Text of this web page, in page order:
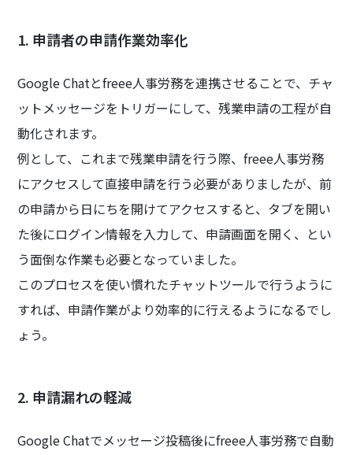
1. 申請者の申請作業効率化
Google Chatとfreee人事労務を連携させることで、チャ
ットメッセージをトリガーにして、残業申請の工程が自
動化されます。
例として、これまで残業申請を行う際、freee人事労務
にアクセスして直接申請を行う必要がありましたが、前
の申請から日にちを開けてアクセスすると、タブを開い
た後にログイン情報を入力して、申請画面を開く、とい
う面倒な作業も必要となっていました。
このプロセスを使い慣れたチャットツールで行うように
すれば、申請作業がより効率的に行えるようになるでし
ょう。
2. 申請漏れの軽減
Google Chatでメッセージ投稿後にfreee人事労務で自動